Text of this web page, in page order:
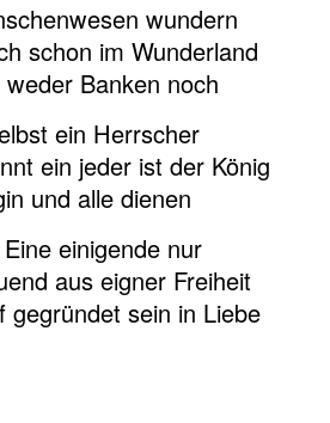
wundern
schon im Wunderland
Banken noch
ein Herrscher
ein jeder ist der König
und alle dienen
einigende nur
aus eigner Freiheit
gegründet sein in Liebe